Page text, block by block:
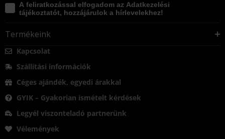
A feliratkozással elfogadom az Adatkezelési
tájékoztatót, hozzájárulok a hírlevelekhez!
Termékeink
Kapcsolat
Szállítási információk
Céges ajándék, egyedi árakkal
GYIK – Gyakorian ismételt kérdések
Legyél viszonteladó partnerünk
Vélemények